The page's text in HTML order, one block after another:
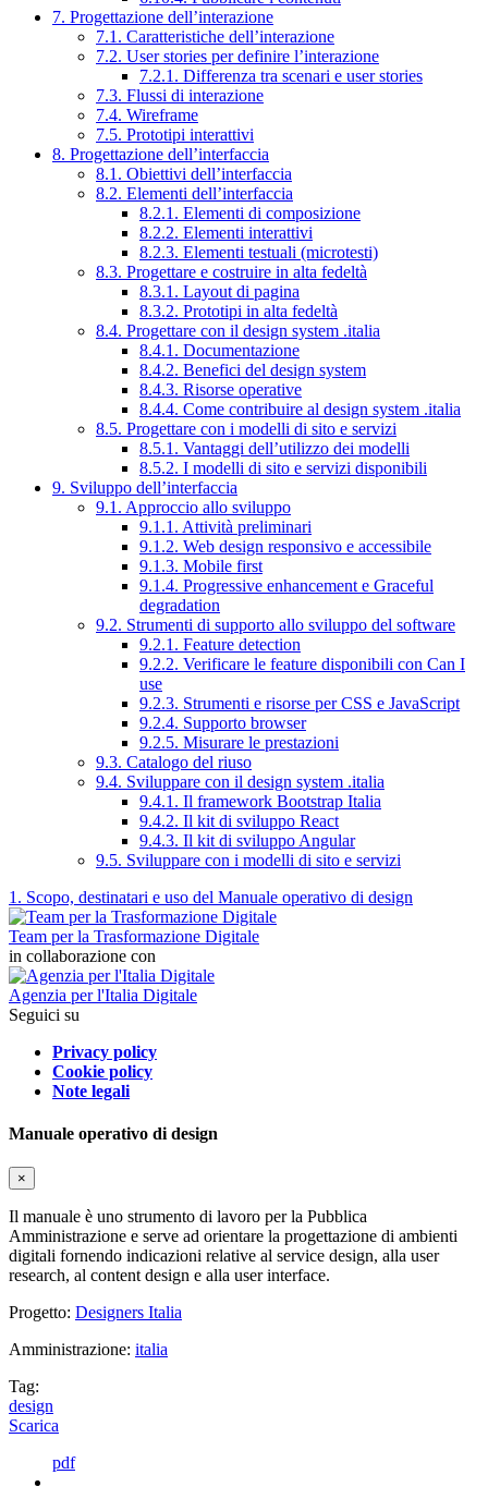
7. Progettazione dell’interazione
7.1. Caratteristiche dell’interazione
7.2. User stories per definire l’interazione
7.2.1. Differenza tra scenari e user stories
7.3. Flussi di interazione
7.4. Wireframe
7.5. Prototipi interattivi
8. Progettazione dell’interfaccia
8.1. Obiettivi dell’interfaccia
8.2. Elementi dell’interfaccia
8.2.1. Elementi di composizione
8.2.2. Elementi interattivi
8.2.3. Elementi testuali (microtesti)
8.3. Progettare e costruire in alta fedeltà
8.3.1. Layout di pagina
8.3.2. Prototipi in alta fedeltà
8.4. Progettare con il design system .italia
8.4.1. Documentazione
8.4.2. Benefici del design system
8.4.3. Risorse operative
8.4.4. Come contribuire al design system .italia
8.5. Progettare con i modelli di sito e servizi
8.5.1. Vantaggi dell’utilizzo dei modelli
8.5.2. I modelli di sito e servizi disponibili
9. Sviluppo dell’interfaccia
9.1. Approccio allo sviluppo
9.1.1. Attività preliminari
9.1.2. Web design responsivo e accessibile
9.1.3. Mobile first
9.1.4. Progressive enhancement e Graceful
degradation
9.2. Strumenti di supporto allo sviluppo del software
9.2.1. Feature detection
9.2.2. Verificare le feature disponibili con Can I
use
9.2.3. Strumenti e risorse per CSS e JavaScript
9.2.4. Supporto browser
9.2.5. Misurare le prestazioni
9.3. Catalogo del riuso
9.4. Sviluppare con il design system .italia
9.4.1. Il framework Bootstrap Italia
9.4.2. Il kit di sviluppo React
9.4.3. Il kit di sviluppo Angular
9.5. Sviluppare con i modelli di sito e servizi
1. Scopo, destinatari e uso del Manuale operativo di design
Team per la Trasformazione Digitale
in collaborazione con
Agenzia per l'Italia Digitale
Seguici su
Privacy policy
Cookie policy
Note legali
Manuale operativo di design
×
Il manuale è uno strumento di lavoro per la Pubblica
Amministrazione e serve ad orientare la progettazione di ambienti
digitali fornendo indicazioni relative al service design, alla user
research, al content design e alla user interface.
Progetto: Designers Italia
Amministrazione: italia
Tag:
design
Scarica
pdf